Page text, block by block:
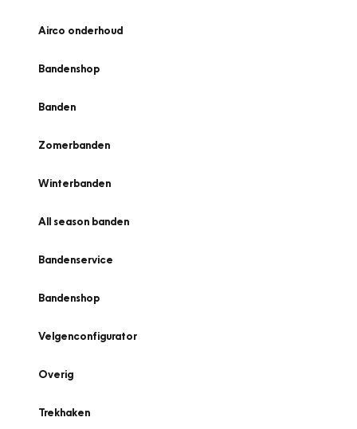
Airco onderhoud
Bandenshop
Banden
Zomerbanden
Winterbanden
All season banden
Bandenservice
Bandenshop
Velgenconfigurator
Overig
Trekhaken